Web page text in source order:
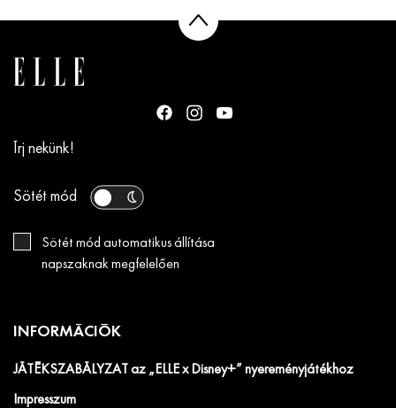
Írj nekünk!
Sötét mód
Sötét mód automatikus állítása
napszaknak megfelelően
INFORMÁCIÓK
JÁTÉKSZABÁLYZAT az „ELLE x Disney+” nyereményjátékhoz
Impresszum